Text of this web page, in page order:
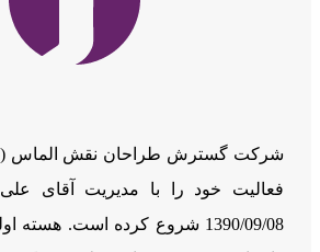
شرکت گسترش طراحان نقش الماس
فعالیت خود را با مدیریت آقای
1390/09/08 شروع کرده است.